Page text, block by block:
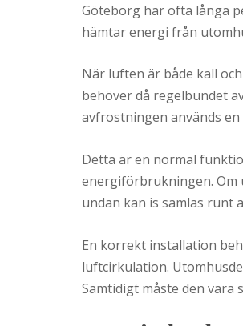
Göteborg har ofta långa
hämtar energi från
När luften är både kall
behöver då regelbundet
avfrostningen används
Detta är en normal
energiförbrukningen. Om
undan kan is samlas runt
En korrekt installation
luftcirkulation.
Samtidigt måste den